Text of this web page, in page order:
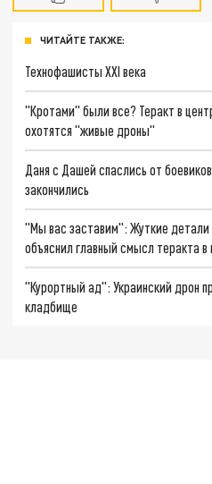
ЧИТАЙТЕ ТАКЖЕ:
Технофашисты XXI века
"Кротами" были все? Теракт в
охотятся "живые дроны"
Даня с Дашей спаслись от
закончились
"Мы вас заставим": Жуткие детали
объяснил главный смысл теракта
"Курортный ад": Украинский дрон
кладбище